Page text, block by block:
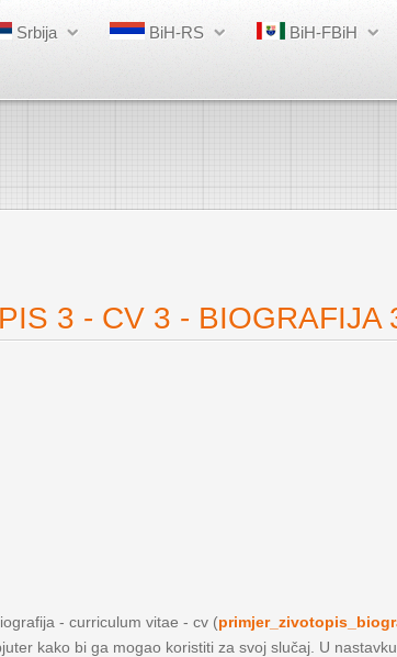
Srbija BiH-RS
BiH-FBiH
3 - CV 3 - BIOGRAFIJA
- curriculum vitae - cv (
kako bi ga mogao koristiti za svoj slučaj. U